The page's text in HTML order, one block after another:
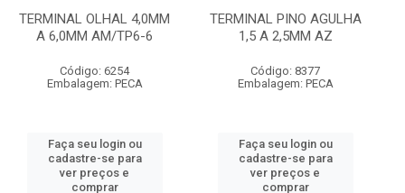
TERMINAL OLHAL 4,0MM
A 6,0MM AM/TP6-6
Código: 6254
Embalagem: PECA
Faça seu login ou
cadastre-se para
ver preços e
comprar
TERMINAL PINO AGULHA
1,5 A 2,5MM AZ
Código: 8377
Embalagem: PECA
Faça seu login ou
cadastre-se para
ver preços e
comprar